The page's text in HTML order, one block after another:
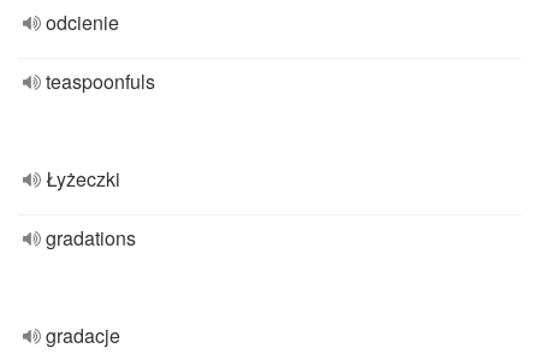
odcienie
teaspoonfuls
Łyżeczki
gradations
gradacje